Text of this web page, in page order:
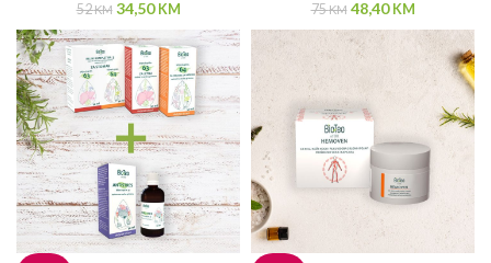
52KM 34,50 KM 75KM 48,40 KM